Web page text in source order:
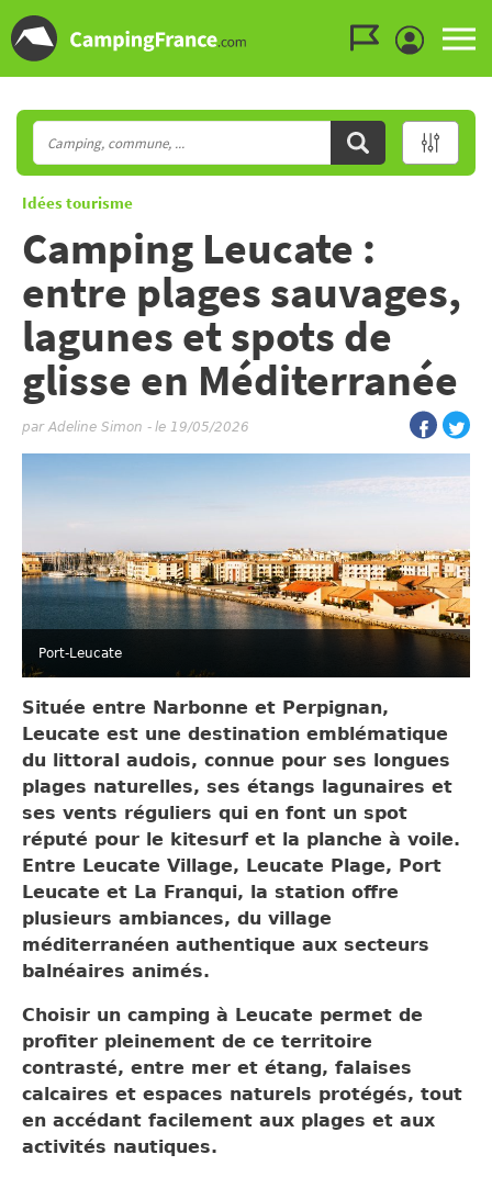
Idées tourisme
Camping Leucate :
entre plages sauvages,
lagunes et spots de
glisse en Méditerranée
parAdeline Simon - le 19/05/2026
Port-Leucate
Située entre Narbonne et Perpignan,
Leucate est une destination emblématique
du littoral audois, connue pour ses longues
plages naturelles, ses étangs lagunaires et
ses vents réguliers qui en font un spot
réputé pour le kitesurf et la planche à voile.
Entre Leucate Village, Leucate Plage, Port
Leucate et La Franqui, la station offre
plusieurs ambiances, du village
méditerranéen authentique aux secteurs
balnéaires animés.
Choisir un camping à Leucate permet de
profiter pleinement de ce territoire
contrasté, entre mer et étang, falaises
calcaires et espaces naturels protégés, tout
en accédant facilement aux plages et aux
activités nautiques.